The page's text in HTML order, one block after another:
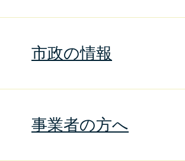
市政の情報
事業者の方へ